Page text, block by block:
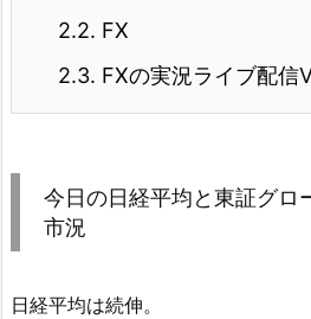
2.2. FX
2.3. FXの実況ライブ配信
今日の日経平均と東証グロ
市況
日経平均は続伸。